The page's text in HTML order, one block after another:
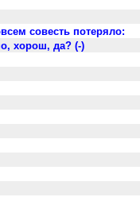
совесть потеряло:
хорош, да? (-)